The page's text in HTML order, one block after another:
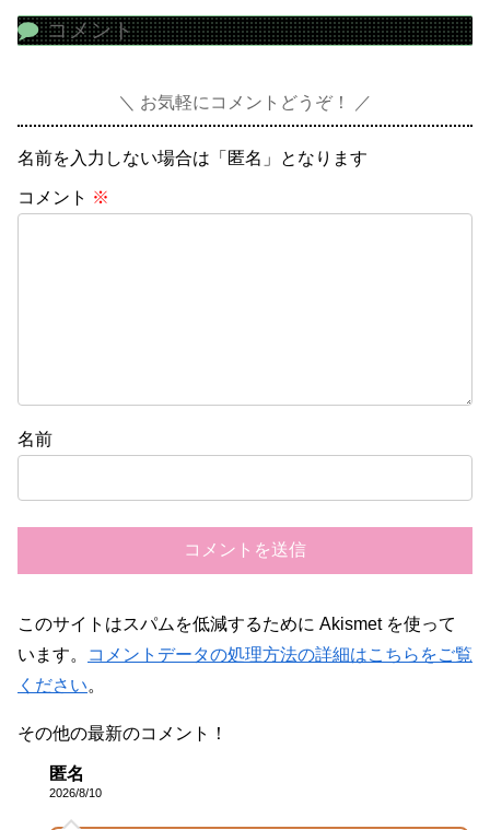
コメント
お気軽にコメントどうぞ！
名前を入力しない場合は「匿名」となります
コメント ※
名前
このサイトはスパムを低減するために Akismet を使って
います。
コメントデータの処理方法の詳細はこちらをご覧
ください。
その他の最新のコメント！
匿名
2026/8/10